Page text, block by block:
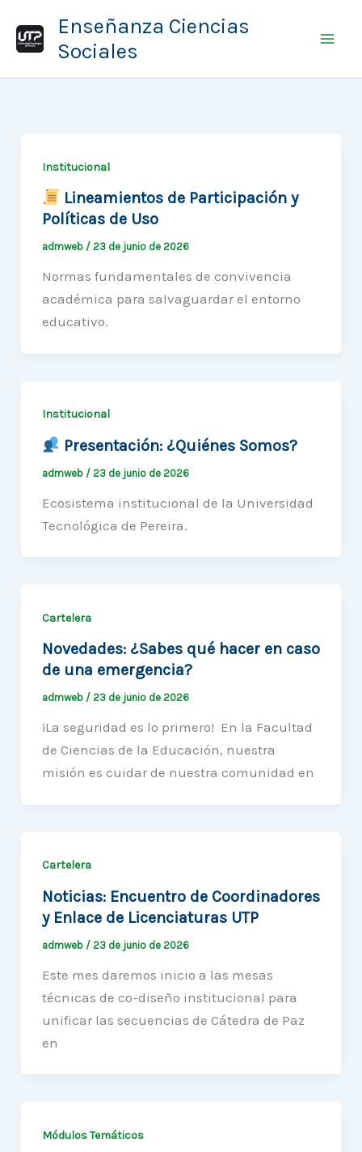
contenido
Enseñanza Ciencias
Sociales
Institucional
Lineamientos de Participación y
Políticas de Uso
admweb / 23 de junio de 2026
Normas fundamentales de convivencia
académica para salvaguardar el entorno
educativo.
Institucional
Presentación: ¿Quiénes Somos?
admweb / 23 de junio de 2026
Ecosistema institucional de la Universidad
Tecnológica de Pereira.
Cartelera
Novedades: ¿Sabes qué hacer en caso
de una emergencia?
admweb / 23 de junio de 2026
¡La seguridad es lo primero! En la Facultad
de Ciencias de la Educación, nuestra
misión es cuidar de nuestra comunidad en
Cartelera
Noticias: Encuentro de Coordinadores
y Enlace de Licenciaturas UTP
admweb / 23 de junio de 2026
Este mes daremos inicio a las mesas
técnicas de co-diseño institucional para
unificar las secuencias de Cátedra de Paz
en
Módulos Temáticos